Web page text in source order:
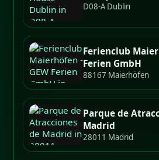
D08-A Dublin
Ferienclub
Ferien GmbH
88167 Maierhöfen
Parque de
Madrid
28011 Madrid